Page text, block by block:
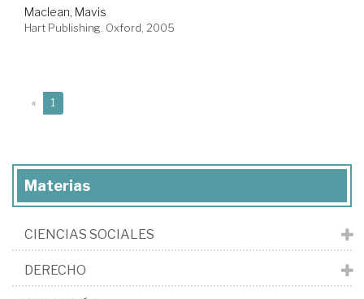
Maclean, Mavis
Hart Publishing. Oxford, 2005
« 1
Materias
CIENCIAS SOCIALES
DERECHO